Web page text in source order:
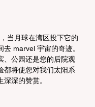
当月球在湾区投下它的
去 marvel 宇宙的奇迹。
、公园还是您的后院观
都将使您对我们太阳系
深的赞赏。